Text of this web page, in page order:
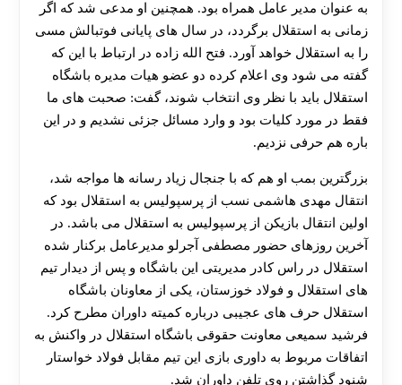
به عنوان مدیر عامل همراه بود. همچنین او مدعی شد که اگر
زمانی به استقلال برگردد، در سال های پایانی فوتبالش مسی
را به استقلال خواهد آورد. فتح الله زاده در ارتباط با این که
گفته می شود وی اعلام کرده دو عضو هیات مدیره باشگاه
استقلال باید با نظر وی انتخاب شوند، گفت: صحبت های ما
فقط در مورد کلیات بود و وارد مسائل جزئی نشدیم و در این
باره هم حرفی نزدیم.
بزرگترین بمب او هم که با جنجال زیاد رسانه ها مواجه شد،
انتقال مهدی هاشمی نسب از پرسپولیس به استقلال بود که
اولین انتقال بازیکن از پرسپولیس به استقلال می باشد. در
آخرین روزهای حضور مصطفی آجرلو مدیرعامل برکنار شده
استقلال در راس کادر مدیریتی این باشگاه و پس از دیدار تیم
های استقلال و فولاد خوزستان، یکی از معاونان باشگاه
استقلال حرف های عجیبی درباره کمیته داوران مطرح کرد.
فرشید سمیعی معاونت حقوقی باشگاه استقلال در واکنش به
اتفاقات مربوط به داوری بازی این تیم مقابل فولاد خواستار
شنود گذاشتن روی تلفن داوران شد.